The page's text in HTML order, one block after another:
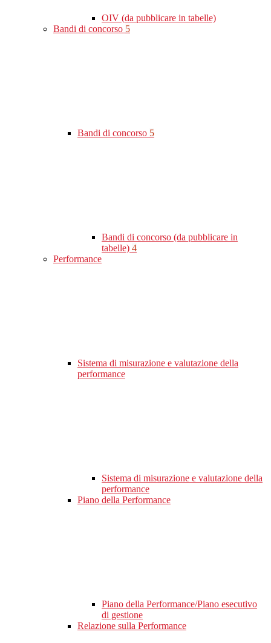
OIV (da pubblicare in tabelle)
Bandi di concorso 5
Bandi di concorso 5
Bandi di concorso (da pubblicare in
tabelle) 4
Performance
Sistema di misurazione e valutazione della
performance
Sistema di misurazione e valutazione della
performance
Piano della Performance
Piano della Performance/Piano esecutivo
di gestione
Relazione sulla Performance